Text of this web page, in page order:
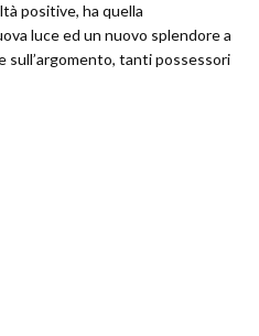
positive, ha quella
luce ed un nuovo splendore a
tanti possessori